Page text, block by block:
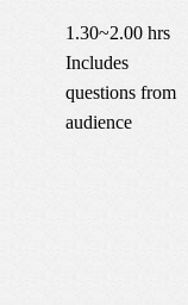
1.30~2.00 hrs
Includes
questions from
audience